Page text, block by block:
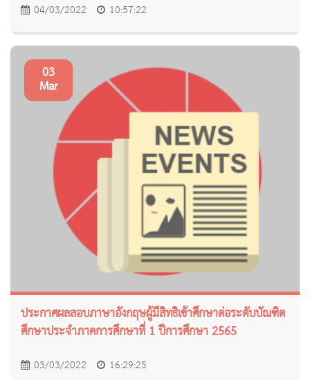
04/03/2022 10:57:22
03
Mar
ประกาศผลสอบภาษาอังกฤษผู้มีสิทธิเข้าศึกษาต่อระดับบัณฑิต
ศึกษาประจำภาคการศึกษาที่ 1 ปีการศึกษา 2565
03/03/2022 16:29:25